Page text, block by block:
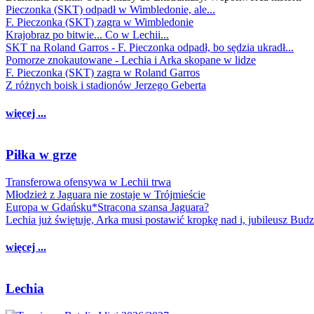
Pieczonka (SKT) odpadł w Wimbledonie, ale...
F. Pieczonka (SKT) zagra w Wimbledonie
Krajobraz po bitwie... Co w Lechii...
SKT na Roland Garros - F. Pieczonka odpadł, bo sędzia ukradł...
Pomorze znokautowane - Lechia i Arka skopane w lidze
F. Pieczonka (SKT) zagra w Roland Garros
Z różnych boisk i stadionów Jerzego Geberta
więcej ...
Piłka w grze
Transferowa ofensywa w Lechii trwa
Młodzież z Jaguara nie zostaje w Trójmieście
Europa w Gdańsku*Stracona szansa Jaguara?
Lechia już świętuje, Arka musi postawić kropkę nad i, jubileusz
więcej ...
Lechia